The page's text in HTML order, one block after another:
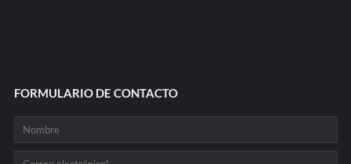
FORMULARIO DE CONTACTO